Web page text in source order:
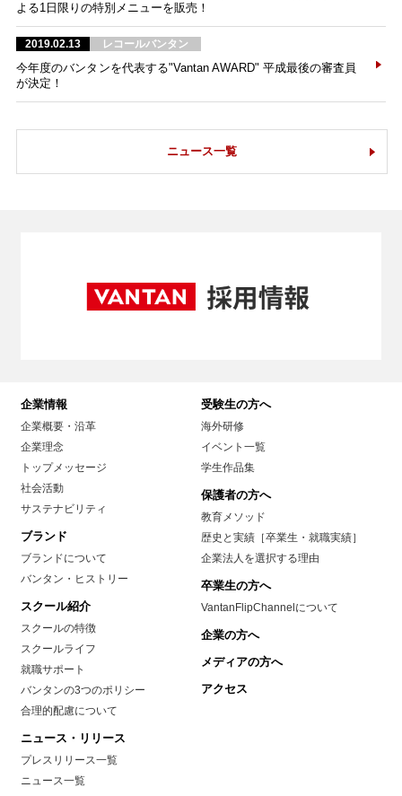
よる1日限りの特別メニューを販売！
2019.02.13 レコールバンタン
今年度のバンタンを代表する"Vantan AWARD" 平成最後の審査員
が決定！
ニュース一覧
企業情報
企業概要・沿革
企業理念
トップメッセージ
社会活動
サステナビリティ
ブランド
ブランドについて
バンタン・ヒストリー
スクール紹介
スクールの特徴
スクールライフ
就職サポート
バンタンの3つのポリシー
合理的配慮について
ニュース・リリース
プレスリリース一覧
ニュース一覧
受験生の方へ
海外研修
イベント一覧
学生作品集
保護者の方へ
教育メソッド
歴史と実績［卒業生・就職実績］
企業法人を選択する理由
卒業生の方へ
VantanFlipChannelについて
企業の方へ
メディアの方へ
アクセス